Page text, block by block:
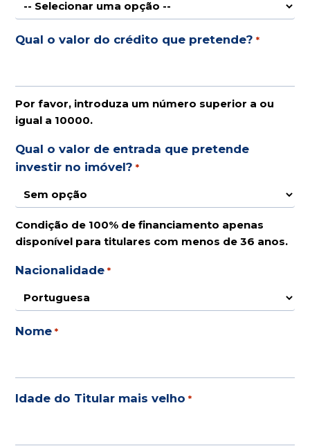
Qual o valor do crédito que pretende? *
Por favor, introduza um número superior a ou
igual a 10000.
Qual o valor de entrada que pretende
investir no imóvel? *
Condição de 100% de financiamento apenas
disponível para titulares com menos de 36 anos.
Nacionalidade *
Nome *
Idade do Titular mais velho *